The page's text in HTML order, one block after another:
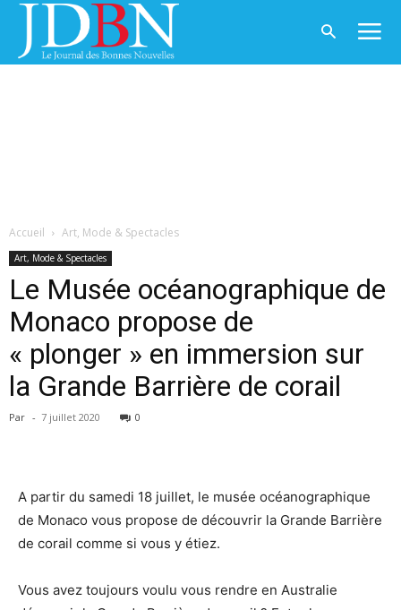
Accueil Art, Mode & Spectacles
Art, Mode & Spectacles
Le Musée océanographique de
Monaco propose de
« plonger » en immersion sur
la Grande Barrière de corail
Par - 7 juillet 2020 0
A partir du samedi 18 juillet, le musée océanographique
de Monaco vous propose de découvrir la Grande Barrière
de corail comme si vous y étiez.
Vous avez toujours voulu vous rendre en Australie